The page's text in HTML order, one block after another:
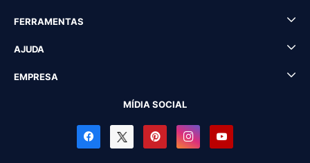
FERRAMENTAS
AJUDA
EMPRESA
MÍDIA SOCIAL